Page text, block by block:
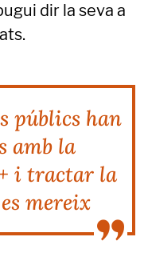
dir la seva a
públics han
amb la
i tractar la
mereix